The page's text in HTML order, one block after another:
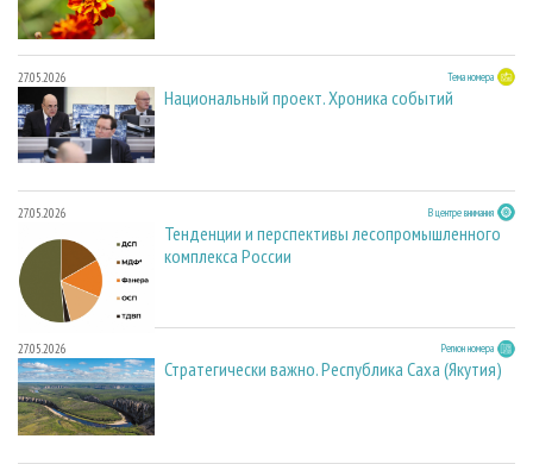
27.05.2026 Тема номера
Национальный проект. Хроника событий
27.05.2026 В центре внимания
Тенденции и перспективы лесопромышленного
комплекса России
27.05.2026 Регион номера
Стратегически важно. Республика Саха (Якутия)